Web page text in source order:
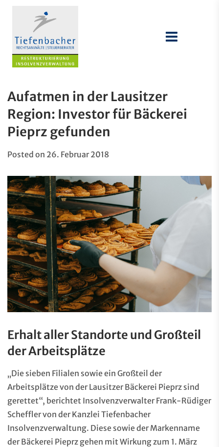
Aufatmen in der Lausitzer
Region: Investor für Bäckerei
Pieprz gefunden
Posted on 26. Februar 2018
Erhalt aller Standorte und Großteil
der Arbeitsplätze
„Die sieben Filialen sowie ein Großteil der
Arbeitsplätze von der Lausitzer Bäckerei Pieprz sind
gerettet“, berichtet Insolvenzverwalter Frank-Rüdiger
Scheffler von der Kanzlei Tiefenbacher
Insolvenzverwaltung. Diese sowie der Markenname
der Bäckerei Pieprz gehen mit Wirkung zum 1. März